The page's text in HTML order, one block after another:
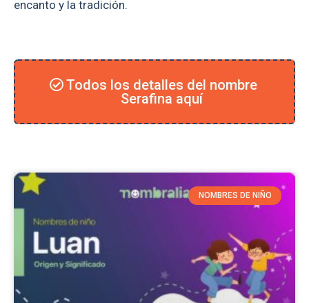
encanto y la tradición.
Todos los detalles del nombre
Serafina aquí
NOMBRES DE NIÑO